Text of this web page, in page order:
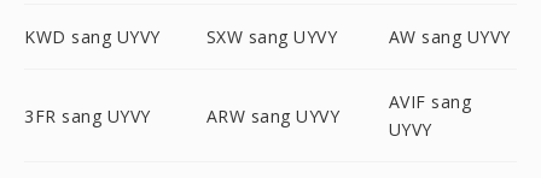
KWD sang UYVY SXW sang UYVY AW sang UYVY
3FR sang UYVY ARW sang UYVY
AVIF sang
UYVY